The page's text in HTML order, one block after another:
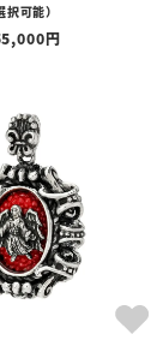
択可能）